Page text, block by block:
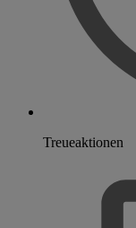
Treueaktionen